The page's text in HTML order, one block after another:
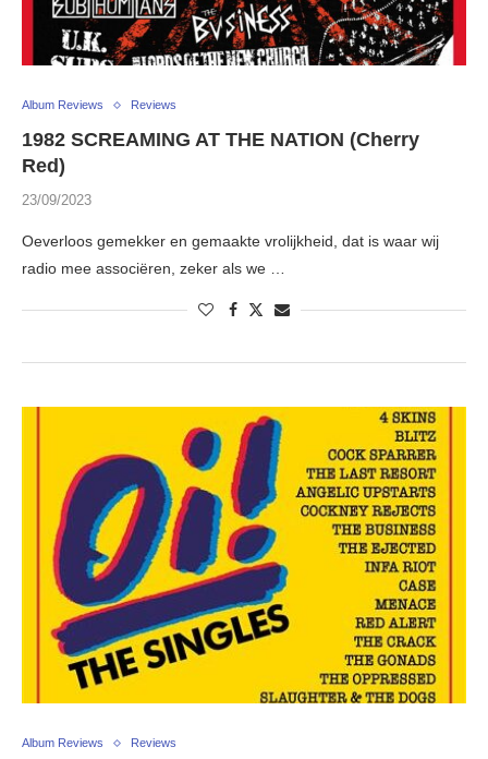
Album Reviews Reviews
1982 SCREAMING AT THE NATION (Cherry
Red)
23/09/2023
Oeverloos gemekker en gemaakte vrolijkheid, dat is waar wij
radio mee associëren, zeker als we …
Album Reviews Reviews